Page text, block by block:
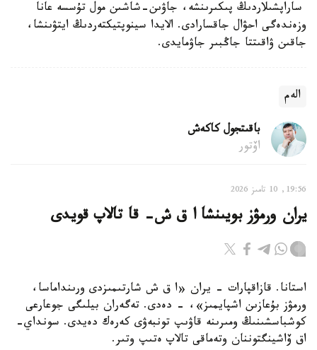
ساراپشىلاردىڭ پىكىرىنشە، جاۋىن-شاشىن مول تۇسسە عانا
وزەندەگى احۋال جاقسارادى. الايدا سينوپتيكتەردىڭ ايتۋىنشا،
جاقىن ۋاقىتتا جاڭبىر جاۋمايدى.
الەم
باقىتجول كاكەش
اۆتور
19:56, 10 تامىز 2026
يران ورمۋز بويىنشا ا ق ش- قا تالاپ قويدى
استانا. قازاقپارات - يران «ا ق ش شارتىمىزدى ورىنداماسا،
ورمۋز بۇعازىن اشپايمىز»، - دەدى. تەگەران بيلىگى جوعارعى
كوشباسشىنىڭ ومىرىنە قاۋىپ تونبەۋى كەرەك دەيدى. سونداي-
اق ۆاشينگتوننان وتەماقى تالاپ ەتىپ وتىر.